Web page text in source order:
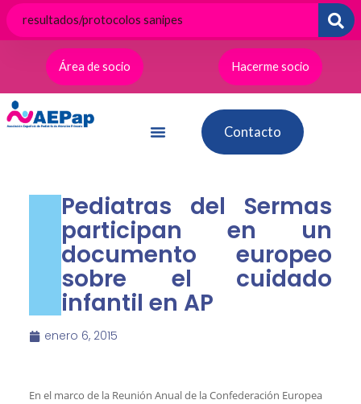
contenido
Área de socio
Hacerme socio
Contacto
Pediatras del Sermas
participan en un
documento europeo
sobre el cuidado
infantil en AP
enero 6, 2015
En el marco de la Reunión Anual de la Confederación Europea